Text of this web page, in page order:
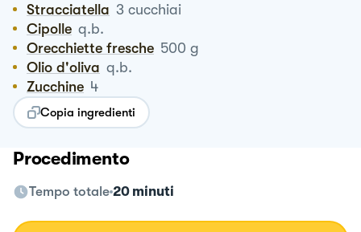
Stracciatella 3 cucchiai
Cipolle q.b.
Orecchiette fresche 500 g
Olio d'oliva q.b.
Zucchine 4
Copia ingredienti
Procedimento
Tempo totale 20 minuti